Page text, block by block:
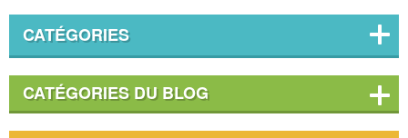
CATÉGORIES
CATÉGORIES DU BLOG